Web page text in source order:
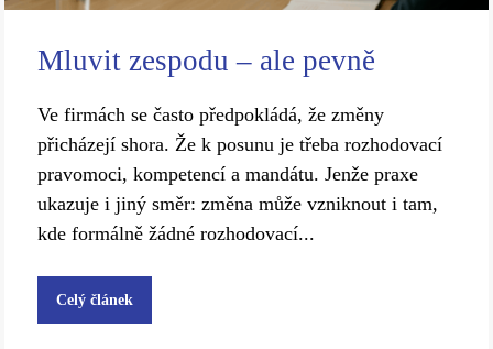
Mluvit zespodu – ale pevně
Ve firmách se často předpokládá, že změny
přicházejí shora. Že k posunu je třeba rozhodovací
pravomoci, kompetencí a mandátu. Jenže praxe
ukazuje i jiný směr: změna může vzniknout i tam,
kde formálně žádné rozhodovací...
Celý článek